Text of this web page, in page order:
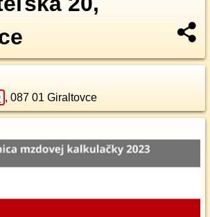
, 087 01 Giraltovce